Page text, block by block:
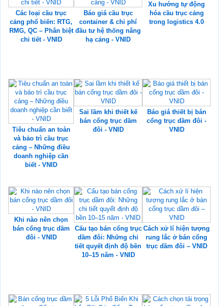
Các loại cầu trục
cảng phổ biến: RTG,
RMG, QC – Phân biệt
chi tiết - VNID
Báo giá cầu trục
container & chi phí
đầu tư hệ thống nâng
hạ cảng - VNID
Xu hướng tự động
hóa cầu trục cảng
trong logistics 4.0
Tiêu chuẩn an toàn
và bảo trì cầu trục
cảng – Những điều
doanh nghiệp cần
biết - VNID
Sai lầm khi thiết kế
bán cổng trục dầm
đôi - VNID
Báo giá thiết bị bán
cổng trục dầm đôi -
VNID
Khi nào nên chọn
bán cổng trục dầm
đôi - VNID
Cấu tạo bán cổng trục
dầm đôi: Những chi
tiết quyết định độ bền
10–15 năm - VNID
Cách xử lí hiện tượng
rung lắc ở bán cổng
trục dầm đôi – VNID